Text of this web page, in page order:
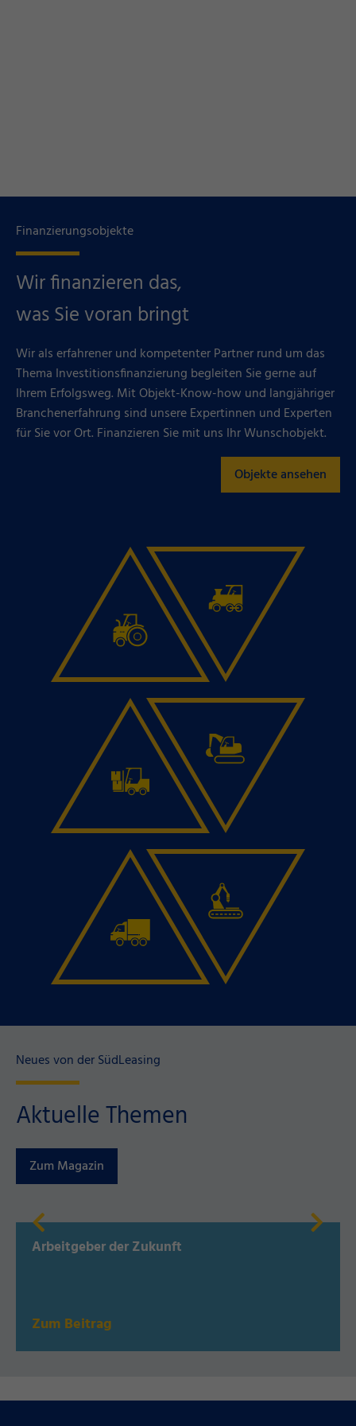
Finanzierungsobjekte
Wir finanzieren das,
was Sie voran bringt
Wir als erfahrener und kompetenter Partner rund um das
Thema Investitionsfinanzierung begleiten Sie gerne auf
Ihrem Erfolgsweg. Mit Objekt-Know-how und langjähriger
Branchenerfahrung sind unsere Expertinnen und Experten
für Sie vor Ort. Finanzieren Sie mit uns Ihr Wunschobjekt.
Objekte ansehen
Neues von der SüdLeasing
Aktuelle Themen
Zum Magazin
Arbeitgeber der Zukunft
Zum Beitrag